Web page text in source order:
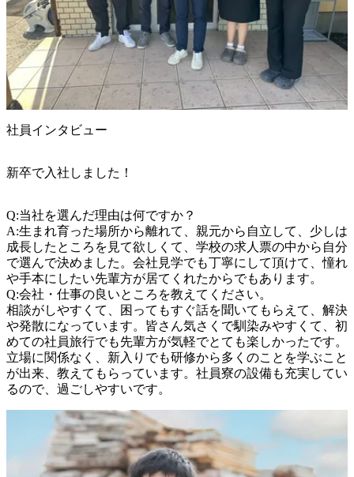
社員インタビュー
新卒で入社しました！
Q:当社を選んだ理由は何ですか？
A:生まれ育った場所から離れて、親元から自立して、少しは
成長したところを見て欲しくて、学校の求人票の中から自分
で選んで決めました。会社見学でも丁寧にして頂けて、憧れ
や手本にしたい先輩方が居てくれたからでもあります。
Q:会社・仕事の良いところを教えてください。
相談がしやすくて、困ってもすぐ話を聞いてもらえて、解決
や発散になっています。皆さん気さくで馴染みやすくて、初
めての社員旅行でも先輩方が気軽でとても楽しかったです。
立場に関係なく、新入りでも研修から多くのことを学ぶこと
が出来、教えてもらっています。社員寮の設備も充実してい
るので、過ごしやすいです。